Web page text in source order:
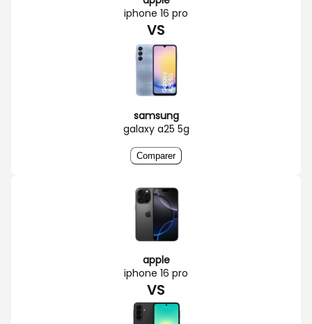
iphone 16 pro
VS
samsung
galaxy a25 5g
Comparer
apple
iphone 16 pro
VS